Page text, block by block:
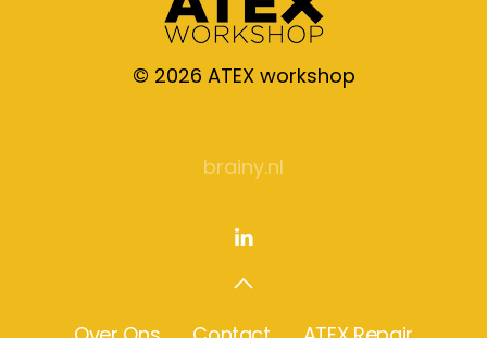
© 2026 ATEX workshop
brainy.nl